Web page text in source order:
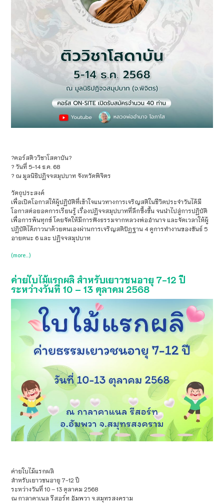
?คอร์สติววิชาโสดาบัน?
?️ วันที่ 5-14 ธ.ค. 68
? ณ มูลนิธิปฏิจจสมุปบาท จังหวัดพิจิตร
วัตถุประสงค์
เพื่อเปิดโอกาสให้ผู้ปฏิบัติที่เข้าใจแนวทางการเจริญสติในชีวิตประจำวันได้มี
โอกาสต่อยอดการเรียนรู้ เรื่องปฏิจจสมุปบาทที่ลึกซึ้งขึ้น จนนำไปสู่การปฏิบัติ
เพื่อการพ้นทุกข์ โดยจัดให้มีการฟังธรรมจากหลวงพ่ออำนาจ และจัดเวลาให้ผู้
ปฏิบัติได้ภาวนาด้วยตนเองผ่านการเจริญสติปัฏฐาน 4 ดูการทำงานของขันธ์ 5
อายตนะ 6 และ ปฏิจจสมุปบาท
(more…)
ค่ายใบไม้แรกผลิ สำหรับเยาวชนอายุ 7-12 ปี
ระหว่างวันที่ 10 – 13 ตุลาคม 2568
ค่ายใบไม้แรกผลิ
สำหรับเยาวชนอายุ 7-12 ปี
ระหว่างวันที่ 10 – 13 ตุลาคม 2568
ณ กาลาคาเนล รีสอร์ท อัมพวา จ.สมุทรสงคราม